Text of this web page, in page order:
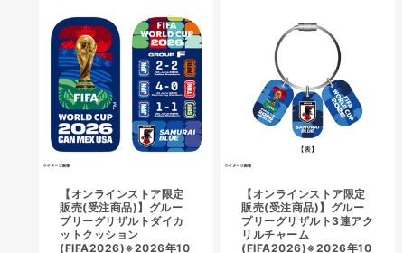
【オンラインストア限定
販売(受注商品)】グルー
プリーグリザルトダイカ
ットクッション
(FIFA2026)※2026年10
【オンラインストア限定
販売(受注商品)】グルー
プリーグリザルト3連アク
リルチャーム
(FIFA2026)※2026年10